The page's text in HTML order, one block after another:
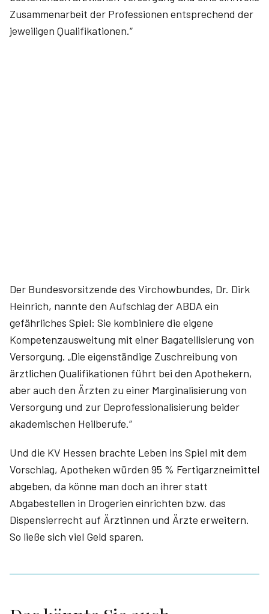
Zusammenarbeit der Professionen entsprechend der
jeweiligen Qualifikationen.“
Der Bundesvorsitzende des Virchowbundes, Dr. Dirk
Heinrich, nannte den Aufschlag der ABDA ein
gefährliches Spiel: Sie kombiniere die eigene
Kompetenzausweitung mit einer Bagatellisierung von
Versorgung. „Die eigenständige Zuschreibung von
ärztlichen Qualifikationen führt bei den Apothekern,
aber auch den Ärzten zu einer Marginalisierung von
Versorgung und zur Deprofessionalisierung beider
akademischen Heilberufe.“
Und die KV Hessen brachte Leben ins Spiel mit dem
Vorschlag, Apotheken würden 95 % Fertigarzneimittel
abgeben, da könne man doch an ihrer statt
Abgabestellen in Drogerien einrichten bzw. das
Dispensierrecht auf Ärztinnen und Ärzte erweitern.
So ließe sich viel Geld sparen.